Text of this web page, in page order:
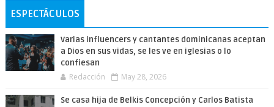
ESPECTÁCULOS
Varias influencers y cantantes dominicanas aceptan
a Dios en sus vidas, se les ve en iglesias o lo
confiesan
Redacción May 28, 2026
Se casa hija de Belkis Concepción y Carlos Batista